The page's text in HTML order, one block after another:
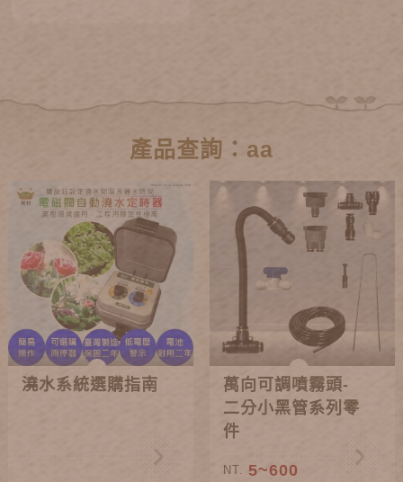
產品查詢：aa
澆水系統選購指南
萬向可調噴霧頭-
二分小黑管系列零
件
NT. 5~600